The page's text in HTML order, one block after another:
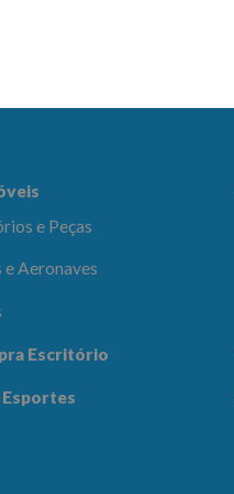
e
Beleza
e Peças
e Aeronaves
Escritório
Esportes